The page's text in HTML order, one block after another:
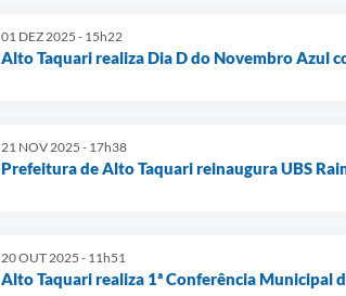
01 DEZ 2025 - 15h22
Alto Taquari realiza Dia D do Novembro Azul
21 NOV 2025 - 17h38
Prefeitura de Alto Taquari reinaugura UBS
20 OUT 2025 - 11h51
Alto Taquari realiza 1ª Conferência Municipal